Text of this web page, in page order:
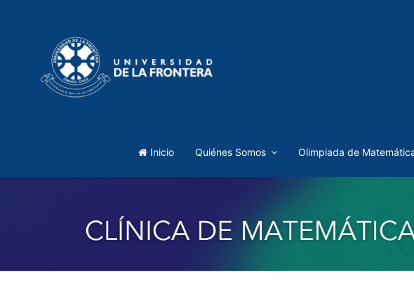
Inicio Quiénes Somos Olimpiada de